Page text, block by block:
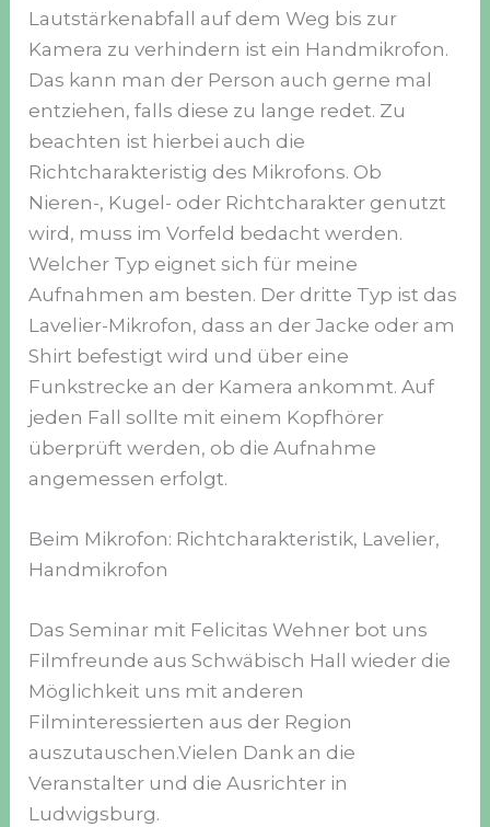
Lautstärkenabfall auf dem Weg bis zur
Kamera zu verhindern ist ein Handmikrofon.
Das kann man der Person auch gerne mal
entziehen, falls diese zu lange redet. Zu
beachten ist hierbei auch die
Richtcharakteristig des Mikrofons. Ob
Nieren-, Kugel- oder Richtcharakter genutzt
wird, muss im Vorfeld bedacht werden.
Welcher Typ eignet sich für meine
Aufnahmen am besten. Der dritte Typ ist das
Lavelier-Mikrofon, dass an der Jacke oder am
Shirt befestigt wird und über eine
Funkstrecke an der Kamera ankommt. Auf
jeden Fall sollte mit einem Kopfhörer
überprüft werden, ob die Aufnahme
angemessen erfolgt.
Beim Mikrofon: Richtcharakteristik, Lavelier,
Handmikrofon
Das Seminar mit Felicitas Wehner bot uns
Filmfreunde aus Schwäbisch Hall wieder die
Möglichkeit uns mit anderen
Filminteressierten aus der Region
auszutauschen.Vielen Dank an die
Veranstalter und die Ausrichter in
Ludwigsburg.